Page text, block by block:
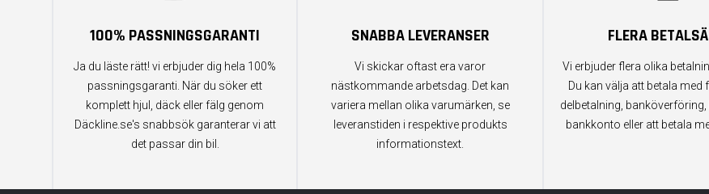
100% PASSNINGSGARANTI
Ja du läste rätt! vi erbjuder dig hela 100%
passningsgaranti. När du söker ett
komplett hjul, däck eller fälg genom
Däckline.se's snabbsök garanterar vi att
det passar din bil.
SNABBA LEVERANSER
Vi skickar oftast era varor
nästkommande arbetsdag. Det kan
variera mellan olika varumärken, se
leveranstiden i respektive produkts
informationstext.
FLERA
Vi erbjuder flera olika
Du kan välja att betala med
delbetalning, banköverföring,
bankkonto eller att betala